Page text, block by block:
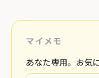
マイメモ
あなた専用。お気